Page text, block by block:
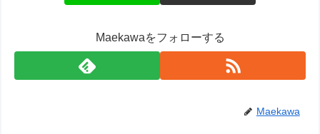
Maekawaをフォローする
Maekawa